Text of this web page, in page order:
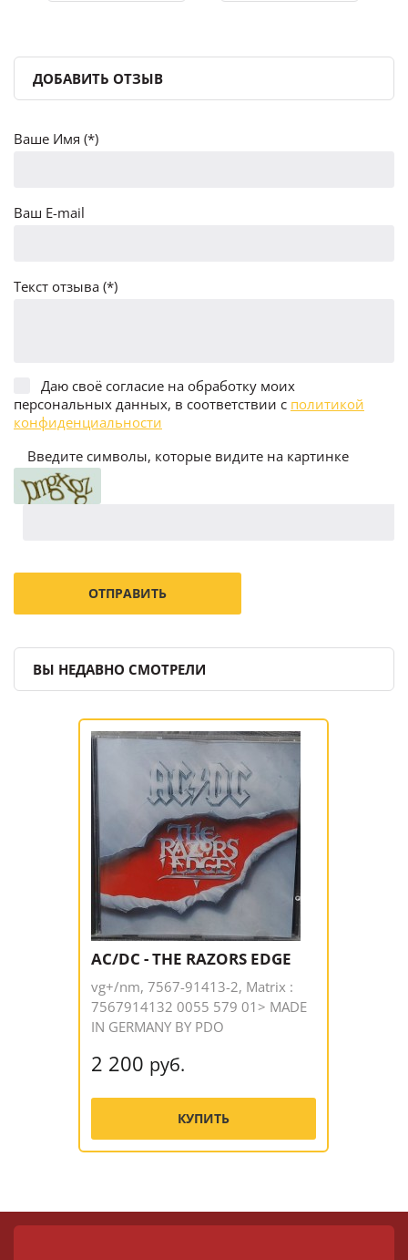
ДОБАВИТЬ ОТЗЫВ
Ваше Имя (*)
Ваш E-mail
Текст отзыва (*)
Даю своё согласие на обработку моих
персональных данных, в соответствии с политикой
конфиденциальности
Введите символы, которые видите на картинке
ВЫ НЕДАВНО СМОТРЕЛИ
AC/DC - THE RAZORS EDGE
vg+/nm, 7567-91413-2, Matrix :
7567914132 0055 579 01> MADE
IN GERMANY BY PDO
2 200 руб.
КУПИТЬ